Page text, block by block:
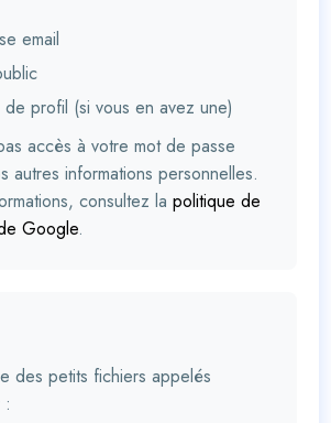
email
profil (si vous en avez une)
accès à votre mot de passe
autres informations personnelles.
consultez lapolitique de
Google.
des petits fichiers appelés
: